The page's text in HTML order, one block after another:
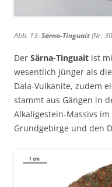
Abb. 13:Särna-Tinguait(Nr.
Der Särna-Tinguait ist
wesentlich jünger als
Dala-Vulkanite, zudem
stammt aus Gängen in
Alkaligestein-Massivs
Grundgebirge und den